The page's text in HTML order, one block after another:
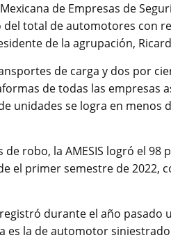
de Empresas de
del total de automotores con
de la agrupación,
de carga y dos por
de todas las empresas
unidades se logra en
de robo, la AMESIS logró el
el primer semestre de 2022,
durante el año pasado
es la de automotor